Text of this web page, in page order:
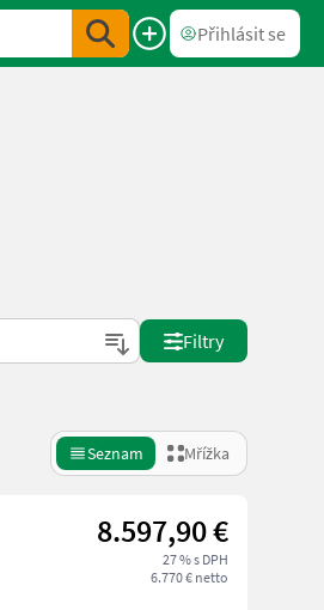
Přihlásit se
Filtry
Seznam Mřížka
8.597,90 €
27 % s DPH
6.770 € netto